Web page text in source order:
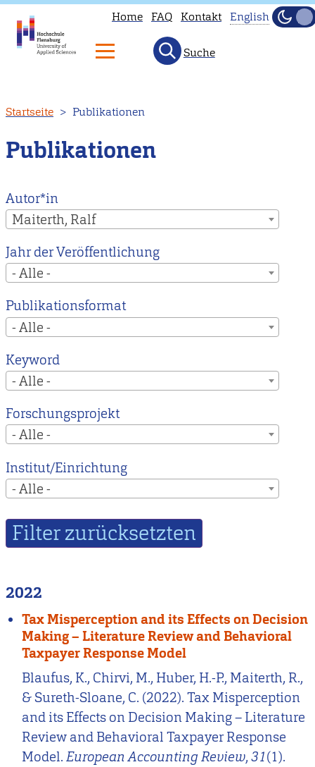
zum
Inhalt
Home FAQ Kontakt
to
our
main
instead.
English
Hell
Suche
Startseite Publikationen
Publikationen
Autor*in
Maiterth, Ralf
Jahr der Veröffentlichung
- Alle -
Publikationsformat
- Alle -
Keyword
- Alle -
Forschungsprojekt
- Alle -
Institut/Einrichtung
- Alle -
2022
Tax Misperception and its Effects on Decision
Making – Literature Review and Behavioral
Taxpayer Response Model
Blaufus, K., Chirvi, M., Huber, H.-P., Maiterth, R.,
& Sureth-Sloane, C. (2022). Tax Misperception
and its Effects on Decision Making – Literature
Review and Behavioral Taxpayer Response
Model.European Accounting Review,31(1).